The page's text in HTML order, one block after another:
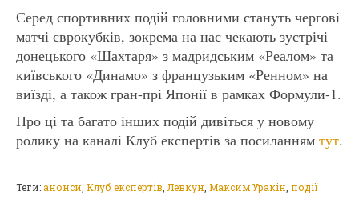
Серед спортивних подій головними стануть чергові
матчі єврокубків, зокрема на нас чекають зустрічі
донецького «Шахтаря» з мадридським «Реалом» та
київського «Динамо» з французьким «Ренном» на
виїзді, а також гран-прі Японії в рамках Формули-1.
Про ці та багато інших подій дивіться у новому
ролику на каналі Клуб експертів за посиланням тут.
Теги:анонси Клуб експертів Левкун Максим Уракін події